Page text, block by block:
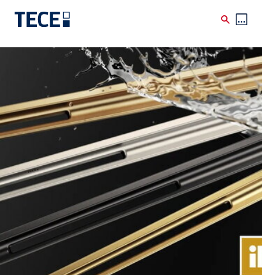
Direkt zum Inhalt